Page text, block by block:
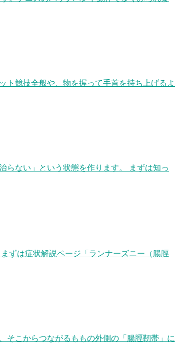
ト競技全般や、物を握って手首を持ち上げるよ
らない」という状態を作ります。 まずは知っ
ずは症状解説ページ「ランナーズニー（腸脛
そこからつながるももの外側の「腸脛靭帯」に